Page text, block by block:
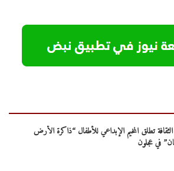
تطلق المخيم الإبداعي للأطفال “ذاكرة الأرض
في عجلون